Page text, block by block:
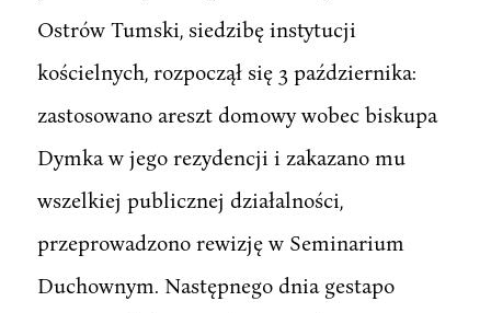
Ostrów Tumski, siedzibę instytucji
kościelnych, rozpoczął się 3 października:
zastosowano areszt domowy wobec biskupa
Dymka w jego rezydencji i zakazano mu
wszelkiej publicznej działalności,
przeprowadzono rewizję w Seminarium
Duchownym. Następnego dnia gestapo